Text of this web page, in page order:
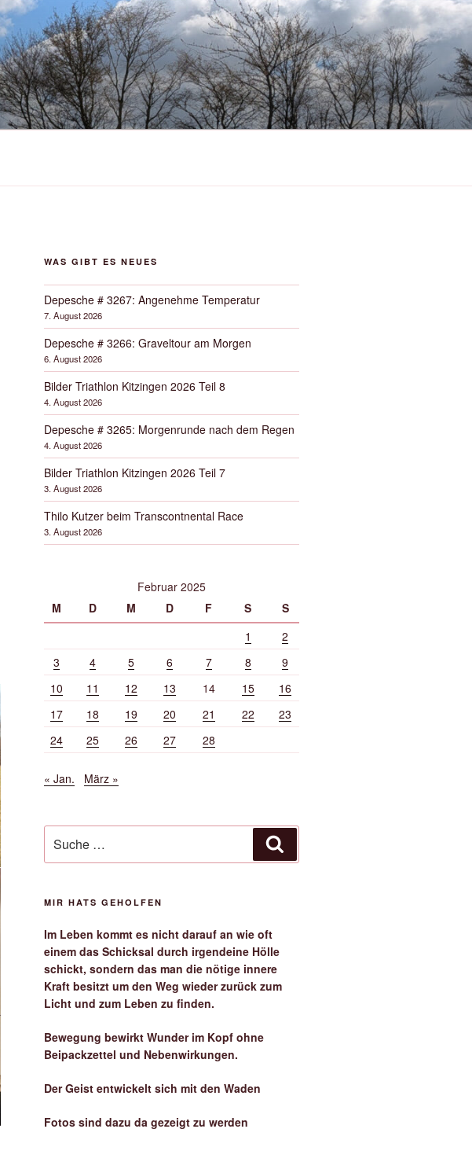
WAS GIBT ES NEUES
Depesche # 3267: Angenehme Temperatur
7. August 2026
Depesche # 3266: Graveltour am Morgen
6. August 2026
Bilder Triathlon Kitzingen 2026 Teil 8
4. August 2026
Depesche # 3265: Morgenrunde nach dem Regen
4. August 2026
Bilder Triathlon Kitzingen 2026 Teil 7
3. August 2026
Thilo Kutzer beim Transcontnental Race
3. August 2026
Februar 2025
M
D M D F S
S
1
2
3
4 5 6 7 8
9
10
11 12 13 14 15
16
17
18 19 20 21 22
23
24
25 26 27 28
« Jan. März »
nach:
MIR HATS GEHOLFEN
Im Leben kommt es nicht darauf an wie oft
einem das Schicksal durch irgendeine Hölle
schickt, sondern das man die nötige innere
Kraft besitzt um den Weg wieder zurück zum
Licht und zum Leben zu finden.
Bewegung bewirkt Wunder im Kopf ohne
Beipackzettel und Nebenwirkungen.
Der Geist entwickelt sich mit den Waden
Fotos sind dazu da gezeigt zu werden